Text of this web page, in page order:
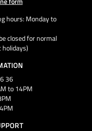
hours: Monday to
closed for normal
holidays)
36
to 14PM